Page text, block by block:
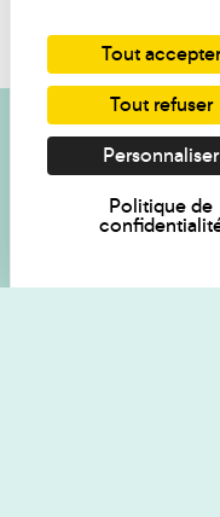
Je
Tout accepter
Tout refuser
Personnaliser
Politique de